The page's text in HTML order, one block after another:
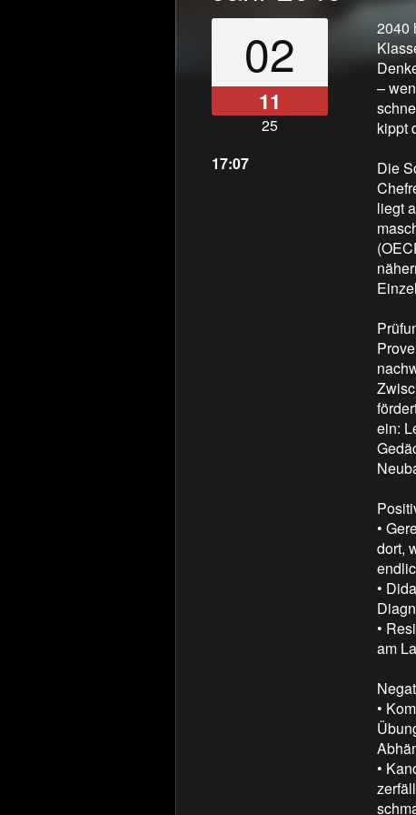
02
11
25
17:07
2040
–
kippt
Die
liegt
ein:
•
dort,
•
•
am
•
•